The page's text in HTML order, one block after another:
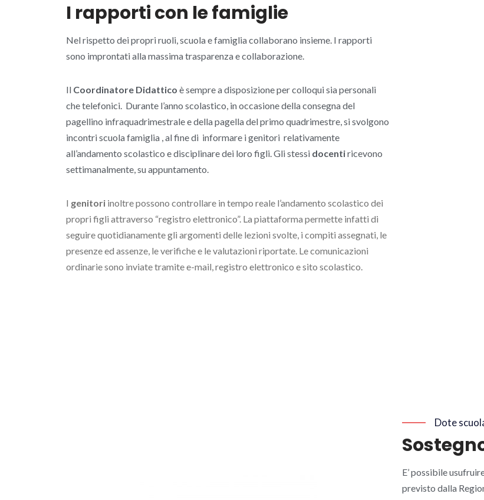
I rapporti con le famiglie
Nel rispetto dei propri ruoli, scuola e famiglia collaborano insieme. I rapporti
sono improntati alla massima trasparenza e collaborazione.
Il Coordinatore Didattico è sempre a disposizione per colloqui sia personali
che telefonici. Durante l’anno scolastico, in occasione della consegna del
pagellino infraquadrimestrale e della pagella del primo quadrimestre, si svolgono
incontri scuola famiglia , al fine di informare i genitori relativamente
all’andamento scolastico e disciplinare dei loro figli. Gli stessi docentiricevono
settimanalmente, su appuntamento.
I genitori inoltre possono controllare in tempo reale l’andamento scolastico dei
propri figli attraverso “registro elettronico”. La piattaforma permette infatti di
seguire quotidianamente gli argomenti delle lezioni svolte, i compiti assegnati, le
presenze ed assenze, le verifiche e le valutazioni riportate. Le comunicazioni
ordinarie sono inviate tramite e-mail, registro elettronico e sito scolastico.
Dote
E’ possibile
previsto dalla